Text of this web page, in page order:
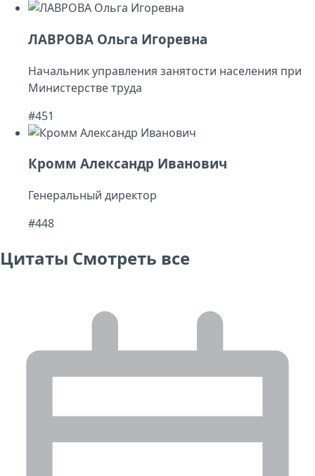
ЛАВРОВА Ольга Игоревна
Начальник управления занятости населения при
Министерстве труда
#451
Кромм Александр Иванович
Генеральный директор
#448
Цитаты Смотреть все